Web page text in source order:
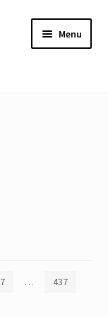
Menu
7 …
437